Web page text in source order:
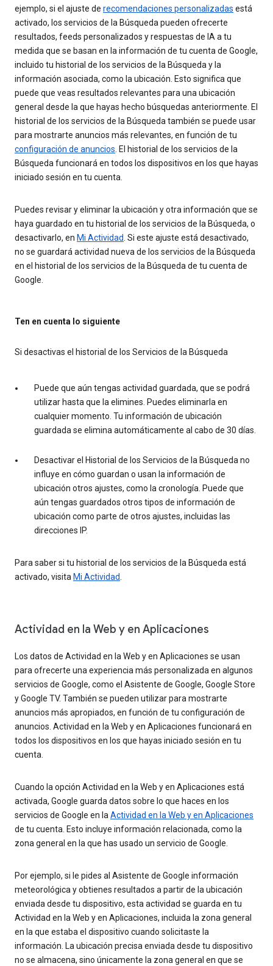
ejemplo, si el ajuste de recomendaciones personalizadas está
activado, los servicios de la Búsqueda pueden ofrecerte
resultados, feeds personalizados y respuestas de IA a tu
medida que se basan en la información de tu cuenta de Google,
incluido tu historial de los servicios de la Búsqueda y la
información asociada, como la ubicación. Esto significa que
puede que veas resultados relevantes para una ubicación
general desde la que hayas hecho búsquedas anteriormente. El
historial de los servicios de la Búsqueda también se puede usar
para mostrarte anuncios más relevantes, en función de tu
configuración de anuncios. El historial de los servicios de la
Búsqueda funcionará en todos los dispositivos en los que hayas
iniciado sesión en tu cuenta.
Puedes revisar y eliminar la ubicación y otra información que se
haya guardado en tu historial de los servicios de la Búsqueda, o
desactivarlo, en Mi Actividad. Si este ajuste está desactivado,
no se guardará actividad nueva de los servicios de la Búsqueda
en el historial de los servicios de la Búsqueda de tu cuenta de
Google.
Ten en cuenta lo siguiente
Si desactivas el historial de los Servicios de la Búsqueda
Puede que aún tengas actividad guardada, que se podrá
utilizar hasta que la elimines. Puedes eliminarla en
cualquier momento. Tu información de ubicación
guardada se elimina automáticamente al cabo de 30 días.
Desactivar el Historial de los Servicios de la Búsqueda no
influye en cómo guardan o usan la información de
ubicación otros ajustes, como la cronología. Puede que
aún tengas guardados otros tipos de información de
ubicación como parte de otros ajustes, incluidas las
direcciones IP.
Para saber si tu historial de los servicios de la Búsqueda está
activado, visita Mi Actividad.
Actividad en la Web y en Aplicaciones
Los datos de Actividad en la Web y en Aplicaciones se usan
para ofrecerte una experiencia más personalizada en algunos
servicios de Google, como el Asistente de Google, Google Store
y Google TV. También se pueden utilizar para mostrarte
anuncios más apropiados, en función de tu configuración de
anuncios. Actividad en la Web y en Aplicaciones funcionará en
todos los dispositivos en los que hayas iniciado sesión en tu
cuenta.
Cuando la opción Actividad en la Web y en Aplicaciones está
activada, Google guarda datos sobre lo que haces en los
servicios de Google en laActividad en la Web y en Aplicaciones
de tu cuenta. Esto incluye información relacionada, como la
zona general en la que has usado un servicio de Google.
Por ejemplo, si le pides al Asistente de Google información
meteorológica y obtienes resultados a partir de la ubicación
enviada desde tu dispositivo, esta actividad se guarda en tu
Actividad en la Web y en Aplicaciones, incluida la zona general
en la que estaba el dispositivo cuando solicitaste la
información. La ubicación precisa enviada desde tu dispositivo
no se almacena, sino únicamente la zona general en que se